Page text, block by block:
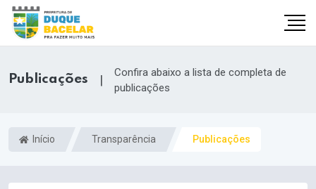
Publicações |
Confira abaixo a lista de completa de
publicações
Início Transparência Publicações